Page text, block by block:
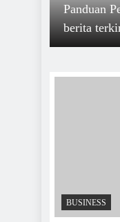
Panduan
berita
BUSINESS